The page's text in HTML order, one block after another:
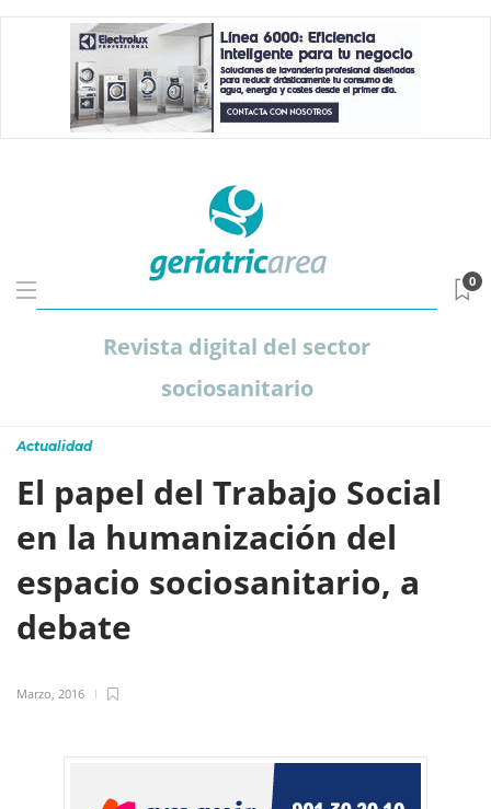
Revista digital del sector
sociosanitario
0
Actualidad
El papel del Trabajo Social
en la humanización del
espacio sociosanitario, a
debate
Marzo, 2016